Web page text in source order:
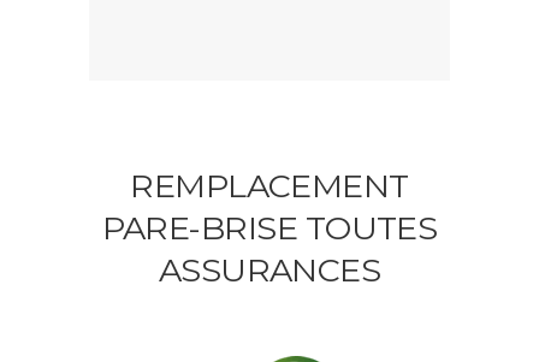
REMPLACEMENT
PARE-BRISE TOUTES
ASSURANCES